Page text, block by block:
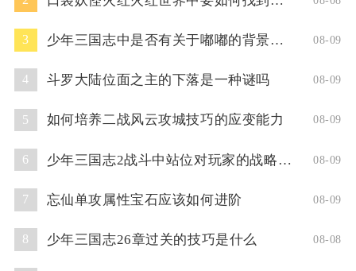
3 少年三国志中是否有关于嘟嘟的背景故事 08-09
4 斗罗大陆位面之主的下落是一种谜吗 08-09
5 如何培养二战风云攻城技巧的应变能力 08-09
6 少年三国志2战斗中站位对玩家的战略有何要求 08-09
7 忘仙单攻属性宝石应该如何进阶 08-09
8 少年三国志26章过关的技巧是什么 08-08